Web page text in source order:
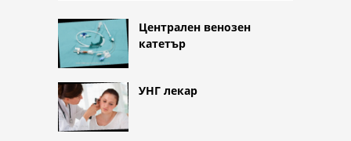
Централен венозен
катетър
УНГ лекар